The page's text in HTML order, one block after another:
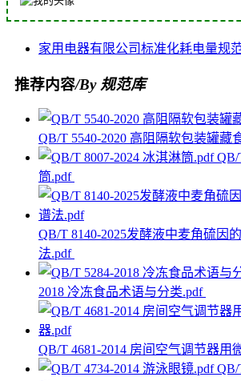
家用电器有限公司标准化耗电量规
推荐内容/By 规范库
QB/T 5540-2020 高阻隔软包装罐藏
QB/
筒.pdf
QB/T 8140-2025发酵液中麦角硫因
法.pdf
2018 冷冻食品术语与分类.pdf
QB/T 4681-2014 房间空气调节器用
QB/